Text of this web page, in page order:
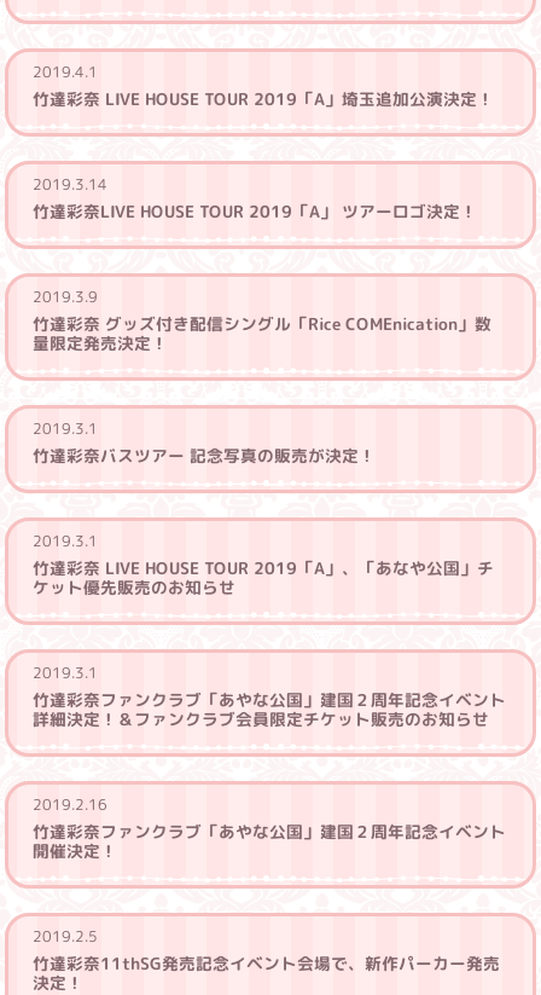
2019.4.1
竹達彩奈 LIVE HOUSE TOUR 2019「A」埼玉追加公演決定！
2019.3.14
竹達彩奈LIVE HOUSE TOUR 2019「A」 ツアーロゴ決定！
2019.3.9
竹達彩奈 グッズ付き配信シングル「Rice COMEnication」数
量限定発売決定！
2019.3.1
竹達彩奈バスツアー 記念写真の販売が決定！
2019.3.1
竹達彩奈 LIVE HOUSE TOUR 2019「A」、「あなや公国」チ
ケット優先販売のお知らせ
2019.3.1
竹達彩奈ファンクラブ「あやな公国」建国２周年記念イベント
詳細決定！＆ファンクラブ会員限定チケット販売のお知らせ
2019.2.16
竹達彩奈ファンクラブ「あやな公国」建国２周年記念イベント
開催決定！
2019.2.5
竹達彩奈11thSG発売記念イベント会場で、新作パーカー発売
決定！